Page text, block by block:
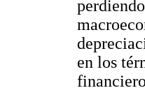
en los